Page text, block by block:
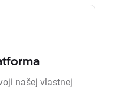
našej vlastnej